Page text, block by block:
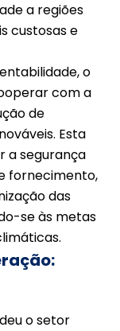
a regiões
custosas e
o
com a
de
Esta
a segurança
fornecimento,
das
se às metas
o setor